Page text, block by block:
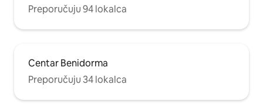
Preporučuju 94 lokalca
Centar Benidorma
Preporučuju 34 lokalca